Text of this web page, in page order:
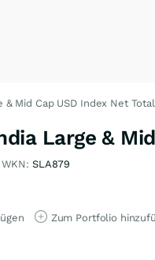
& Mid Cap USD Index Net
Large &
WKN: SLA879
Zum Portfolio